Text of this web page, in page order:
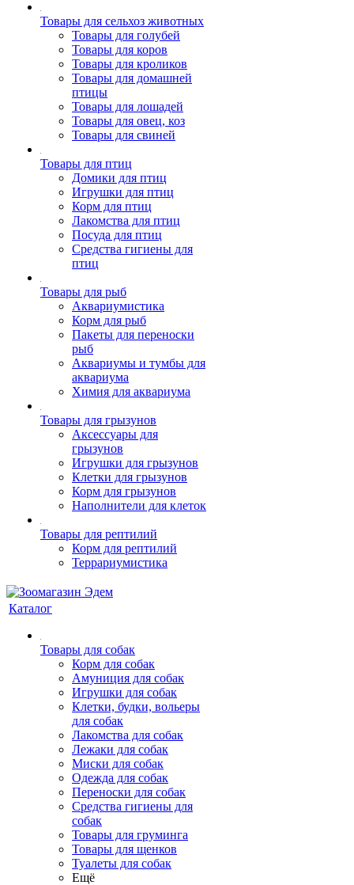
Товары для сельхоз животных
Товары для голубей
Товары для коров
Товары для кроликов
Товары для домашней
птицы
Товары для лошадей
Товары для овец, коз
Товары для свиней
Товары для птиц
Домики для птиц
Игрушки для птиц
Корм для птиц
Лакомства для птиц
Посуда для птиц
Средства гигиены для
птиц
Товары для рыб
Аквариумистика
Корм для рыб
Пакеты для переноски
рыб
Аквариумы и тумбы для
аквариума
Химия для аквариума
Товары для грызунов
Аксессуары для
грызунов
Игрушки для грызунов
Клетки для грызунов
Корм для грызунов
Наполнители для клеток
Товары для рептилий
Корм для рептилий
Террариумистика
Каталог
Товары для собак
Корм для собак
Амуниция для собак
Игрушки для собак
Клетки, будки, вольеры
для собак
Лакомства для собак
Лежаки для собак
Миски для собак
Одежда для собак
Переноски для собак
Средства гигиены для
собак
Товары для груминга
Товары для щенков
Туалеты для собак
Ещё